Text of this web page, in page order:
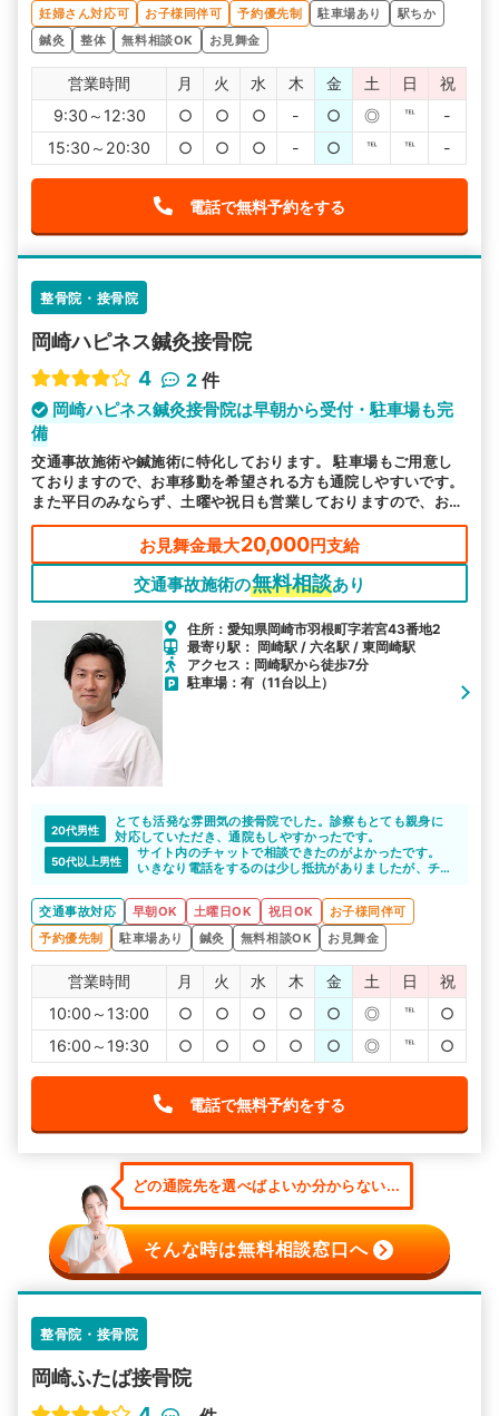
妊婦さん対応可
お子様同伴可 予約優先制 駐車場あり
駅ちか
鍼灸
整体 無料相談OK お見舞金
営業時間 月 火 水 木 金 土 日
祝
9:30～12:30
○ ○ ○ - ○ ◎ ℡
-
15:30～20:30
○ ○ ○ - ○ ℡ ℡ -
電話で無料予約をする
整骨院・接骨院
岡崎ハピネス鍼灸接骨院
4
2 件
岡崎ハピネス鍼灸接骨院は早朝から受付・駐車場も完
備
交通事故施術や鍼施術に特化しております。 駐車場もご用意し
ておりますので、お車移動を希望される方も通院しやすいです。
また平日のみならず、土曜や祝日も営業しておりますので、お忙
しい方にも通いやすい環境を整えております。皆様のお越しをお
待ちしております。お見舞金最大20,000円支給
交通事故施術の無料相談あり
住所：愛知県岡崎市羽根町字若宮43番地2
最寄り駅： 岡崎駅 / 六名駅 / 東岡崎駅
アクセス：岡崎駅から徒歩7分
駐車場：有（11台以上）
20代男性
とても活発な雰囲気の接骨院でした。診察もとても親身に
対応していただき、通院もしやすかったです。
50代以上男性
サイト内のチャットで相談できたのがよかったです。
いきなり電話をするのは少し抵抗がありましたが、チャ
交通事故対応
早朝OK 土曜日OK 祝日OK
お子様同伴可
予約優先制
駐車場あり 鍼灸 無料相談OK お見舞金
営業時間 月 火 水 木 金 土 日
祝
10:00～13:00
○ ○ ○ ○ ○ ◎ ℡
○
16:00～19:30
○ ○ ○ ○ ○ ◎ ℡ ○
電話で無料予約をする
どの通院先を選べばよいか分からない...
そんな時は無料相談窓口へ
整骨院・接骨院
岡崎ふたば接骨院